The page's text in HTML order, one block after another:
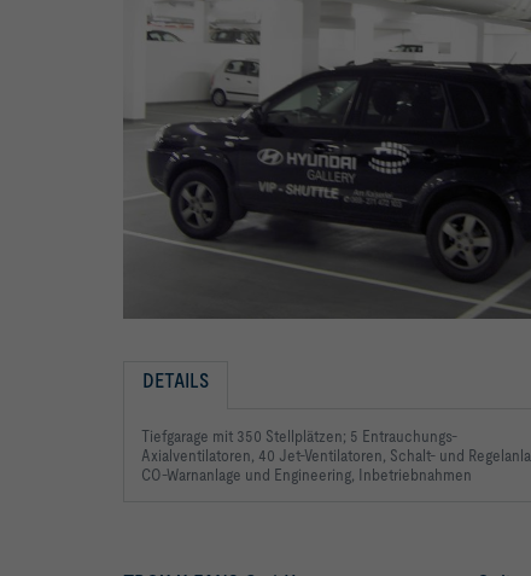
DETAILS
Tiefgarage mit 350 Stellplätzen; 5 Entrauchungs-
Axialventilatoren, 40 Jet-Ventilatoren, Schalt- und
CO-Warnanlage und Engineering, Inbetriebnahmen